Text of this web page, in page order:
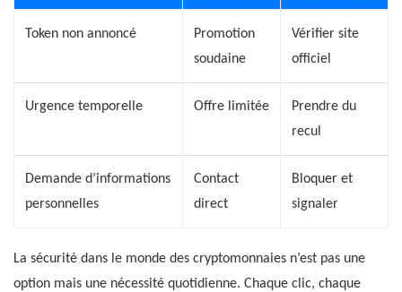
Token non annoncé
Promotion
soudaine
Vérifier site
officiel
Urgence temporelle Offre limitée
Prendre du
recul
Demande d’informations
personnelles
Contact
direct
Bloquer et
signaler
La sécurité dans le monde des cryptomonnaies n’est pas une
option mais une nécessité quotidienne. Chaque clic, chaque